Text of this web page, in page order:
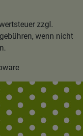
zzgl.
wenn nicht